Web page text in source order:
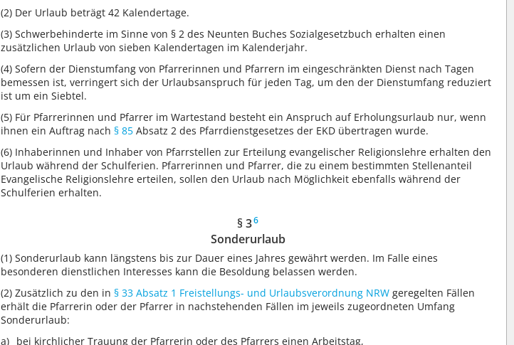
(2) Der Urlaub beträgt 42 Kalendertage.
(3) Schwerbehinderte im Sinne von § 2 des Neunten Buches Sozialgesetzbuch erhalten einen
zusätzlichen Urlaub von sieben Kalendertagen im Kalenderjahr.
(4) Sofern der Dienstumfang von Pfarrerinnen und Pfarrern im eingeschränkten Dienst nach Tagen
bemessen ist, verringert sich der Urlaubsanspruch für jeden Tag, um den der Dienstumfang reduziert
ist um ein Siebtel.
(5) Für Pfarrerinnen und Pfarrer im Wartestand besteht ein Anspruch auf Erholungsurlaub nur, wenn
ihnen ein Auftrag nach§ 85 Absatz 2 des Pfarrdienstgesetzes der EKD übertragen wurde.
(6) Inhaberinnen und Inhaber von Pfarrstellen zur Erteilung evangelischer Religionslehre erhalten den
Urlaub während der Schulferien. Pfarrerinnen und Pfarrer, die zu einem bestimmten Stellenanteil
Evangelische Religionslehre erteilen, sollen den Urlaub nach Möglichkeit ebenfalls während der
Schulferien erhalten.
§ 36
Sonderurlaub
(1) Sonderurlaub kann längstens bis zur Dauer eines Jahres gewährt werden. Im Falle eines
besonderen dienstlichen Interesses kann die Besoldung belassen werden.
(2) Zusätzlich zu den in§ 33 Absatz 1 Freistellungs- und Urlaubsverordnung NRW geregelten Fällen
erhält die Pfarrerin oder der Pfarrer in nachstehenden Fällen im jeweils zugeordneten Umfang
Sonderurlaub:
bei kirchlicher Trauung der Pfarrerin oder des Pfarrers einen Arbeitstag,